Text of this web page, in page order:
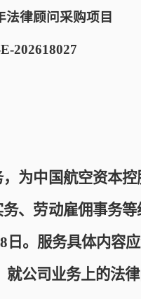
律顾问采购项目
202618027
为中国航空资本
、劳动雇佣事务
日 。 服务具体内容应
就公司业务上的法